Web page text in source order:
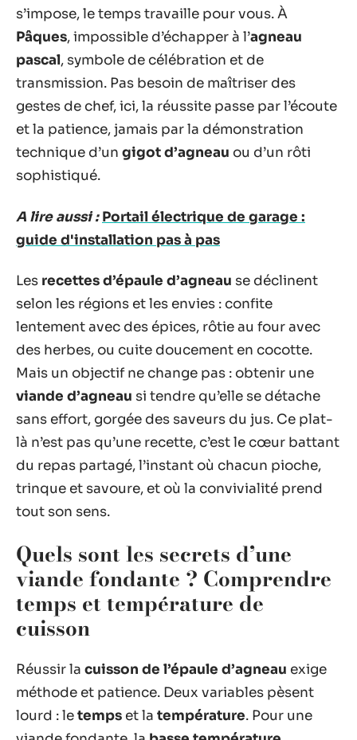
s’impose, le temps travaille pour vous. À
Pâques, impossible d’échapper à l’agneau
pascal, symbole de célébration et de
transmission. Pas besoin de maîtriser des
gestes de chef, ici, la réussite passe par l’écoute
et la patience, jamais par la démonstration
technique d’un gigot d’agneau ou d’un rôti
sophistiqué.
A lire aussi : Portail électrique de garage :
guide d'installation pas à pas
Les recettes d’épaule d’agneau se déclinent
selon les régions et les envies : confite
lentement avec des épices, rôtie au four avec
des herbes, ou cuite doucement en cocotte.
Mais un objectif ne change pas : obtenir une
viande d’agneau si tendre qu’elle se détache
sans effort, gorgée des saveurs du jus. Ce plat-
là n’est pas qu’une recette, c’est le cœur battant
du repas partagé, l’instant où chacun pioche,
trinque et savoure, et où la convivialité prend
tout son sens.
Quels sont les secrets d’une
viande fondante ? Comprendre
temps et température de
cuisson
Réussir la cuisson de l’épaule d’agneau exige
méthode et patience. Deux variables pèsent
lourd : letemps et la température. Pour une